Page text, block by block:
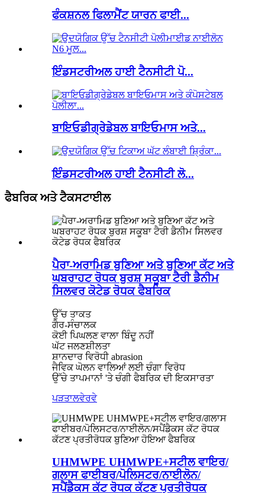
ਫੰਕਸ਼ਨਲ ਫਿਲਾਮੈਂਟ ਯਾਰਨ ਫਾਈ...
ਇੰਡਸਟਰੀਅਲ ਹਾਈ ਟੈਨਸੀਟੀ ਪੋ...
ਬਾਇਓਡੀਗ੍ਰੇਡੇਬਲ ਬਾਇਓਮਾਸ ਅਤੇ...
ਇੰਡਸਟਰੀਅਲ ਹਾਈ ਟੈਨਸੀਟੀ ਲੋ...
ਫੈਬਰਿਕ ਅਤੇ ਟੈਕਸਟਾਈਲ
ਪੈਰਾ-ਅਰਾਮਿਡ ਬੁਣਿਆ ਅਤੇ ਬੁਣਿਆ ਕੱਟ ਅਤੇ
ਘਬਰਾਹਟ ਰੋਧਕ ਬੁਰਸ਼ ਸਕੂਬਾ ਟੈਰੀ ਡੈਨੀਮ
ਸਿਲਵਰ ਕੋਟੇਡ ਰੋਧਕ ਫੈਬਰਿਕ
ਉੱਚ ਤਾਕਤ
ਗੈਰ-ਸੰਚਾਲਕ
ਕੋਈ ਪਿਘਲਣ ਵਾਲਾ ਬਿੰਦੂ ਨਹੀਂ
ਘੱਟ ਜਲਣਸ਼ੀਲਤਾ
ਸ਼ਾਨਦਾਰ ਵਿਰੋਧੀ abrasion
ਜੈਵਿਕ ਘੋਲਨ ਵਾਲਿਆਂ ਲਈ ਚੰਗਾ ਵਿਰੋਧ
ਉੱਚੇ ਤਾਪਮਾਨਾਂ 'ਤੇ ਚੰਗੀ ਫੈਬਰਿਕ ਦੀ ਇਕਸਾਰਤਾ
ਪੜਤਾਲਵੇਰਵੇ
UHMWPE UHMWPE+ਸਟੀਲ ਵਾਇਰ/
ਗਲਾਸ ਫਾਈਬਰ/ਪੋਲਿਸਟਰ/ਨਾਈਲੋਨ/
ਸਪੈਂਡੈਕਸ ਕੱਟ ਰੋਧਕ ਕੱਟਣ ਪ੍ਰਤੀਰੋਧਕ